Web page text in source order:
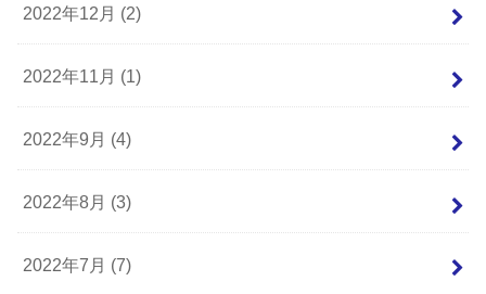
2022年12月 (2)
2022年11月 (1)
2022年9月 (4)
2022年8月 (3)
2022年7月 (7)